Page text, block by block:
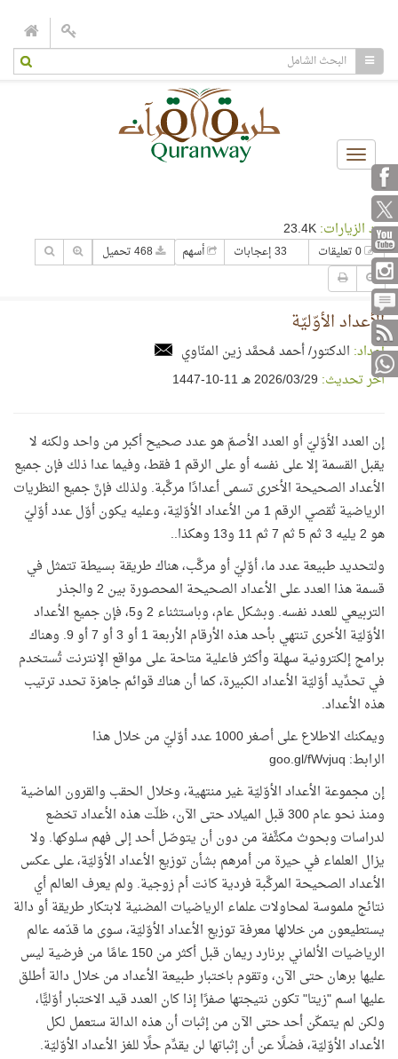
Toggle
navigation
عدد الزيارات:
33 إعجابات أسهم
الأعداد الأوّليّة
إعداد: الدكتور/ أحمد مُحمَّد زين المنّاوي
آخر تحديث: 29‏/03‏/2026 هـ 11-10-1447
إن العدد الأوّليّ أو العدد الأصمّ هو عدد صحيح أكبر من واحد ولكنه لا
يقبل القسمة إلا على نفسه أو على الرقم 1 فقط، وفيما عدا ذلك فإن جميع
الأعداد الصحيحة الأخرى تسمى أعدادًا مركَّبة. ولذلك فإنَّ جميع النظريات
الرياضية تُقصي الرقم 1 من الأعداد الأوّليّة، وعليه يكون أوّل عدد أوّليّ
هو 2 يليه 3 ثم 5 ثم 7 ثم 11 و13 وهكذا..
ولتحديد طبيعة عدد ما، أوّليّ أو مركَّب، هناك طريقة بسيطة تتمثل في
قسمة هذا العدد على الأعداد الصحيحة المحصورة بين 2 والجذر
التربيعي للعدد نفسه. وبشكل عام، وباستثناء 2 و5، فإن جميع الأعداد
الأوّليّة الأخرى تنتهي بأحد هذه الأرقام الأربعة 1 أو 3 أو 7 أو 9. وهناك
برامج إلكترونية سهلة وأكثر فاعلية متاحة على مواقع الإنترنت تُستخدم
في تحدِّيد أوّليّة الأعداد الكبيرة، كما أن هناكقوائم جاهزة تحدد ترتيب
هذه الأعداد.
ويمكنك الاطلاع على أصغر 1000 عدد أوّليّ من خلال هذا
الرابط: goo.gl/fWvjuq
إن مجموعة الأعداد الأوّليّة غير منتهية، وخلال الحقب والقرون الماضية
ومنذ نحو عام 300 قبل الميلاد حتى الآن، ظلّت هذه الأعداد تخضع
لدراسات وبحوث مكثَّفة من دون أن يتوصّل أحد إلى فهم سلوكها. ولا
يزال العلماء في حيرة من أمرهم بشأن توزيع الأعداد الأوّليّة، على عكس
الأعداد الصحيحة المركَّبة فردية كانت أم زوجية. ولم يعرف العالم أي
نتائج ملموسة لمحاولات علماء الرياضيات المضنية لابتكار طريقة أو دالة
يستطيعون من خلالها معرفة توزيع الأعداد الأوّليّة، سوى ما قدّمه عالم
الرياضيات الألماني برنارد ريمان قبل أكثر من 150 عامًا من فرضية ليس
عليها برهان حتى الآن، وتقوم باختبار طبيعة الأعداد من خلال دالة أطلق
عليها اسم "زيتا" تكون نتيجتها صفرًا إذا كان العدد قيد الاختبار أوّليًّا،
ولكن لم يتمكّن أحد حتى الآن من إثبات أن هذه الدالة ستعمل لكل
الأعداد الأوّليّة، فضلًا عن أن إثباتها لن يقدِّم حلًا للغز الأعداد الأوّليّة.